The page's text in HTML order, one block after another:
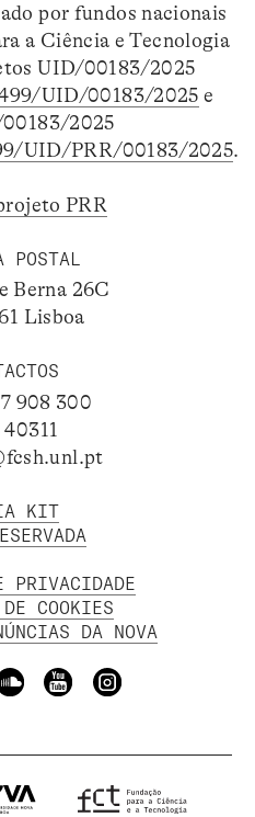
por fundos nacionais
a Ciência e Tecnologia
UID/00183/2025
UID/00183/2025 e
2025
UID/PRR/00183/2025.
PRR
POSTAL
Berna 26C
Lisboa
908 300
KIT
PRIVACIDADE
COOKIES
DA NOVA